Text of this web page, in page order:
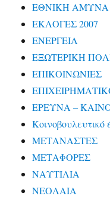
ΕΘΝΙΚΗ ΑΜΥΝΑ
ΕΚΛΟΓΕΣ 2007
ΕΝΕΡΓΕΙΑ
ΕΞΩΤΕΡΙΚΗ
ΕΠΙΚΟΙΝΩΝΙΕΣ
ΕΡΕΥΝΑ –
Κοινοβουλευτικό
ΜΕΤΑΝΑΣΤΕΣ
ΜΕΤΑΦΟΡΕΣ
ΝΑΥΤΙΛΙΑ
ΝΕΟΛΑΙΑ